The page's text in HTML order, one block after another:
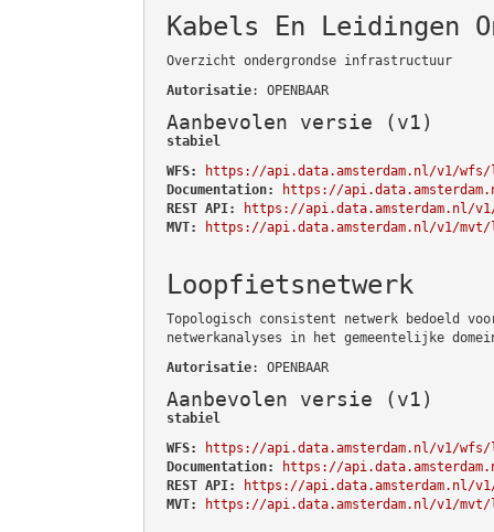
Kabels En Leidingen
Overzicht ondergrondse infrastructuur
Autorisatie: OPENBAAR
Aanbevolen versie (v1)
stabiel
WFS:
https://api.data.amsterdam.nl/v1/
Documentation:
https://
REST API:
https://api.data.amsterdam.nl/
MVT:
https://api.data.amsterdam.nl/v1/
Loopfietsnetwerk
Topologisch consistent netwerk bedoeld
netwerkanalyses in het gemeentelijke
Autorisatie: OPENBAAR
Aanbevolen versie (v1)
stabiel
WFS:
https://api.data.amsterdam.nl/v1/
Documentation:
https://
REST API:
https://api.data.amsterdam.nl/
MVT:
https://api.data.amsterdam.nl/v1/